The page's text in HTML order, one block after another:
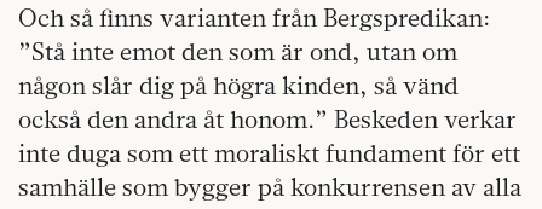
Och så finns varianten från Bergspredikan:
”Stå inte emot den som är ond, utan om
någon slår dig på högra kinden, så vänd
också den andra åt honom.” Beskeden verkar
inte duga som ett moraliskt fundament för ett
samhälle som bygger på konkurrensen av alla